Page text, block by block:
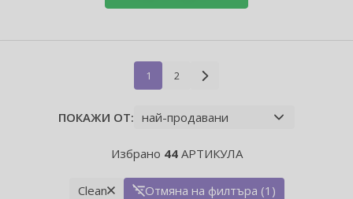
1 2
ПОКАЖИ ОТ:
Избрано 44АРТИКУЛА
Clean Отмяна на филтъра (1)